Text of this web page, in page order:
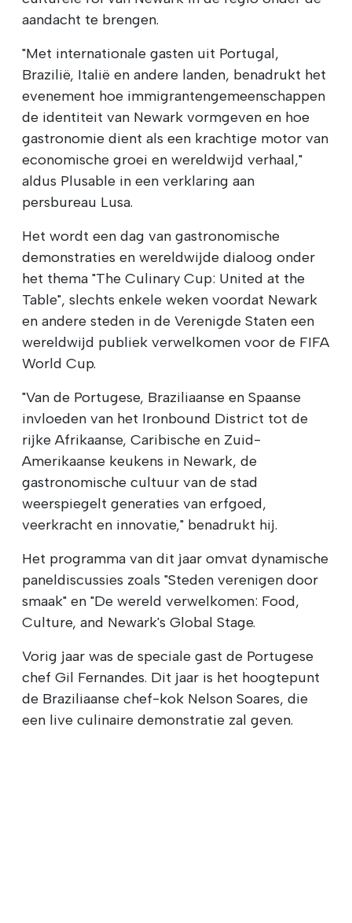
aandacht te brengen.
"Met internationale gasten uit Portugal,
Brazilië, Italië en andere landen, benadrukt het
evenement hoe immigrantengemeenschappen
de identiteit van Newark vormgeven en hoe
gastronomie dient als een krachtige motor van
economische groei en wereldwijd verhaal,"
aldus Plusable in een verklaring aan
persbureau Lusa.
Het wordt een dag van gastronomische
demonstraties en wereldwijde dialoog onder
het thema "The Culinary Cup: United at the
Table", slechts enkele weken voordat Newark
en andere steden in de Verenigde Staten een
wereldwijd publiek verwelkomen voor de FIFA
World Cup.
"Van de Portugese, Braziliaanse en Spaanse
invloeden van het Ironbound District tot de
rijke Afrikaanse, Caribische en Zuid-
Amerikaanse keukens in Newark, de
gastronomische cultuur van de stad
weerspiegelt generaties van erfgoed,
veerkracht en innovatie," benadrukt hij.
Het programma van dit jaar omvat dynamische
paneldiscussies zoals "Steden verenigen door
smaak" en "De wereld verwelkomen: Food,
Culture, and Newark's Global Stage.
Vorig jaar was de speciale gast de Portugese
chef Gil Fernandes. Dit jaar is het hoogtepunt
de Braziliaanse chef-kok Nelson Soares, die
een live culinaire demonstratie zal geven.